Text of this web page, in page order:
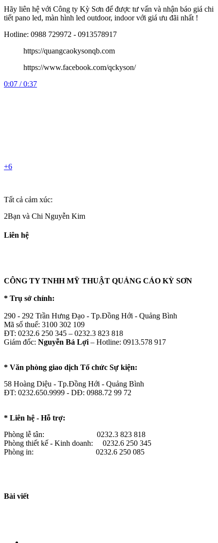
Hãy liên hệ với Công ty Kỳ Sơn để được tư vấn và nhận báo giá chi
tiết pano led, màn hình led outdoor, indoor với giá ưu đãi nhất !
Hotline: 0988 729972 - 0913578917
https://quangcaokysonqb.com
https://www.facebook.com/qckyson/
0:07 / 0:37
+6
Tất cả cảm xúc:
2Bạn và Chi Nguyễn Kim
Liên hệ
CÔNG TY TNHH MỸ THUẬT QUẢNG CÁO KỲ SƠN
* Trụ sở chính:
290 - 292 Trần Hưng Đạo - Tp.Đồng Hới - Quảng Bình
Mã số thuế: 3100 302 109
ĐT: 0232.6 250 345 – 0232.3 823 818
Giám đốc: Nguyễn Bá Lợi – Hotline: 0913.578 917
* Văn phòng giao dịch Tổ chức Sự kiện:
58 Hoàng Diệu - Tp.Đồng Hới - Quảng Bình
ĐT: 0232.650.9999 - DĐ: 0988.72 99 72
* Liên hệ - Hỗ trợ:
Phòng lễ tân: 0232.3 823 818
Phòng thiết kế - Kinh doanh: 0232.6 250 345
Phòng in: 0232.6 250 085
Bài viết